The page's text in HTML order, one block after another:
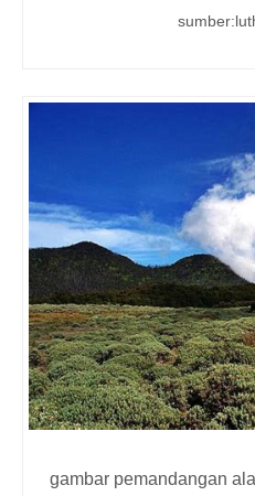
gambar pemandangan